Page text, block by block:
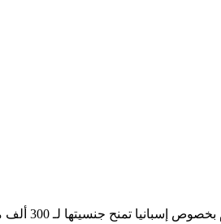
جنسيتها لـ 300 ألف مقيم أجنبي والمغاربة في صدارة المستفيدين